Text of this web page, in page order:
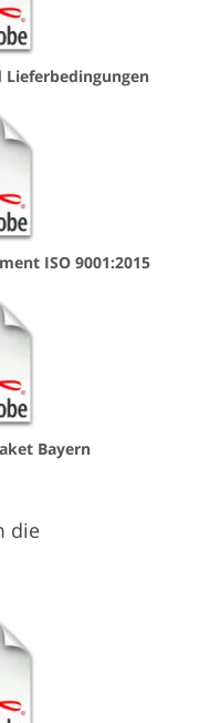
Lieferbedingungen
ISO 9001:2015
Bayern
die